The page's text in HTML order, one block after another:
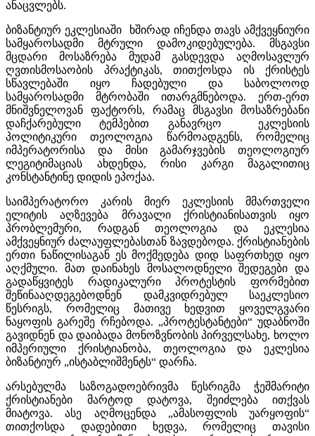
ანაცვლებს.
ბიზანტიურ ეკლესიაში ხშირად იჩენდა თავს ამქვეყნიური
სამყაროსადმი მტრული დამოკიდებულება. მსგავსი
მცდარი მოსაზრება მუდამ გასდევდა აღმოსავლურ
ღვთისმოსაობის პრაქტიკას, თითქოსდა ის ქრისტეს
სწავლებაში იყო ჩადებული და საბოლოოდ
სამყაროსადმი მტრობაში ითარგმნებოდა. ერთ-ერთ
მნიშვნელოვან ფაქტორს, რამაც მსგავსი მოსაზრებანი
დაჩქარებული ტემპებით განავრცო ეკლესიის
პოლიტიკური თეოლოგია წარმოადგენს, რომელიც
იმპერატორისა და მისი გამარჯვების თეოლოგიურ
ლეგიტიმაციას ახდენდა, რისი კარგი მაგალითიც
კონსტანტინე დიდის ეპოქაა.
საიმპერატორო კარის მიერ ეკლესიის მმართველი
ელიტის აღზევება მრავალი ქრისტიანისათვის იყო
პრობლემური, რადგან თეოლოგია და ეკლესია
ამქვეყნიურ ძალაუფლებასთან ზავდებოდა. ქრისტიანების
ერთი ნაწილისაგან ეს მოქმედება დიდ საფრთხედ იყო
აღქმული. მათ დაინახეს მოსალოდნელი შედეგები და
გადაწყვიტეს რადიკალური პროტესტის ფორმებით
შეწინააღდეგებოდნენ დამკვიდრებულ საეკლესიო
წესრიგს, რომელიც მათივე ხედვით ყოველგვარი
ნაყოფის გარეშე რჩებოდა. „პროტესტანტები“ უდაბნოში
გავიდნენ და დაიბადა მონოზვნობის პირველსახე, ხოლო
იმპერიული ქრისტიანობა, თეოლოგია და ეკლესია
ბიზანტიურ „ისტაბლიშმენტს“ დარჩა.
არსებულმა საზოგადოებრივმა წესრიგმა ჭეშმარიტი
ქრისტიანები მარტოდ დატოვა, შეიძლება ითქვას
მიატოვა. ასე აღმოცენდა „ამასოფლის უარყოფის“
თითქოსდა დადებითი ხედვა, რომელიც თავისი